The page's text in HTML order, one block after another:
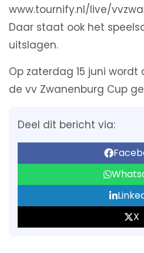
www.tournify.nl/live/
Daar staat ook het
uitslagen.
Op zaterdag 15 juni
de vv Zwanenburg Cup
Deel dit bericht via:
X